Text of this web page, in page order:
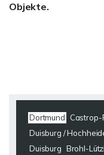
Objekte.
Dortmund Castrop-
Duisburg /
Duisburg Brohl-